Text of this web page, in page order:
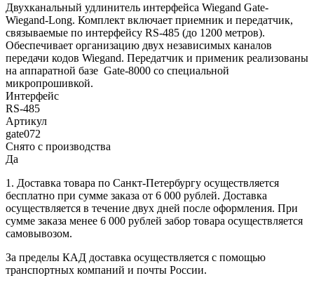
Двухканальный удлинитель интерфейса Wiegand Gate-
Wiegand-Long. Комплект включает приемник и передатчик,
связываемые по интерфейсу RS-485 (до 1200 метров).
Обеспечивает организацию двух независимых каналов
передачи кодов Wiegand. Передатчик и применик реализованы
на аппаратной базе Gate-8000 со специальной
микропрошивкой.
Интерфейс
RS-485
Артикул
gate072
Снято с производства
Да
1. Доставка товара по Санкт-Петербургу осуществляется
бесплатно при сумме заказа от 6 000 рублей. Доставка
осуществляется в течение двух дней после оформления. При
сумме заказа менее 6 000 рублей забор товара осуществляется
самовывозом.
За пределы КАД доставка осуществляется с помощью
транспортных компаний и почты России.